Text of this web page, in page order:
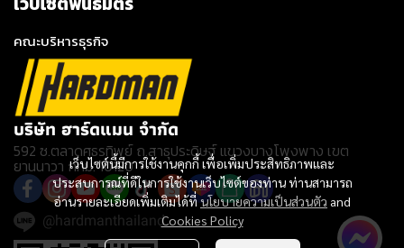
เว็บไซต์นี้มีการใช้งานคุกกี้ เพื่อเพิ่มประสิทธิภาพและ
ประสบการณ์ที่ดีในการใช้งานเว็บไซต์ของท่าน ท่านสามารถ
อ่านรายละเอียดเพิ่มเติมได้ที่นโยบายความเป็นส่วนตัว and
Cookies Policy
คณะบริหารธุรกิจ
บริษัท ฮาร์ดแมน จำกัด
592 ซ.ตลาดศธรทิพย์ ถ.สาธุประดิษฐ์ แขวงบางโพงพาง เขต
ยานนาวา กทม. 10120
@hardmanthailand